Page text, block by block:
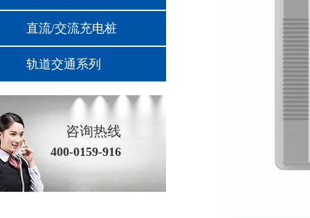
直流/交流充电桩
轨道交通系列
咨询热线
400-0159-916